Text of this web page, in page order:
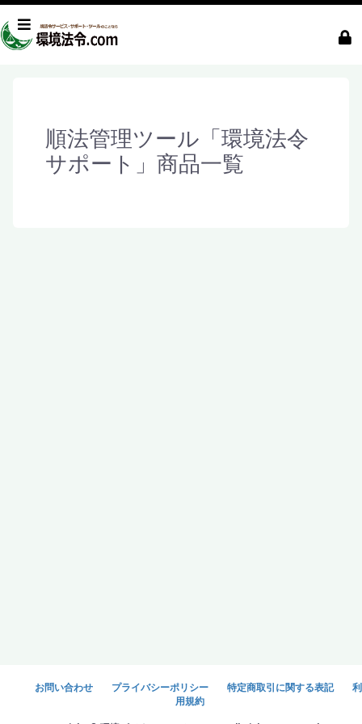
順法管理ツール「環境法令
サポート」商品一覧
お問い合わせ プライバシーポリシー 特定商取引に関する表記
利
用規約